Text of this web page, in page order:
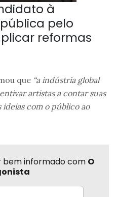
à
pelo
reformas
que “a indústria global
artistas a contar suas
com o público ao
bem informado com O